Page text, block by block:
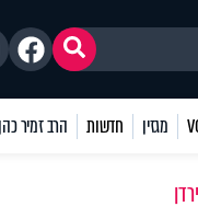
מגזין חדשות הרב זמיר כהן
ירדן